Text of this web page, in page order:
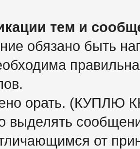
тем и
обязано быть
орать. (КУПЛЮ
выделять
от